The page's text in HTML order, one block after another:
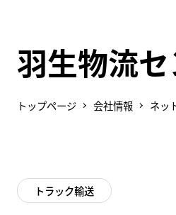
羽生物流
トップページ 会社情報 ネッ
トラック輸送